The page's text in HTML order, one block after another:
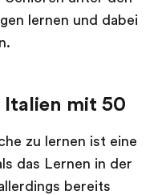
lernen und dabei
Italien mit 50
zu lernen ist eine
das Lernen in der
bereits